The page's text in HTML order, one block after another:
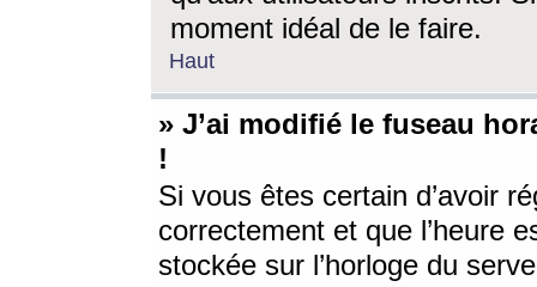
moment idéal de le faire.
Haut
» J’ai modifié le fuseau
!
Si vous êtes certain d’avoir
correctement et que l’heure
stockée sur l’horloge du